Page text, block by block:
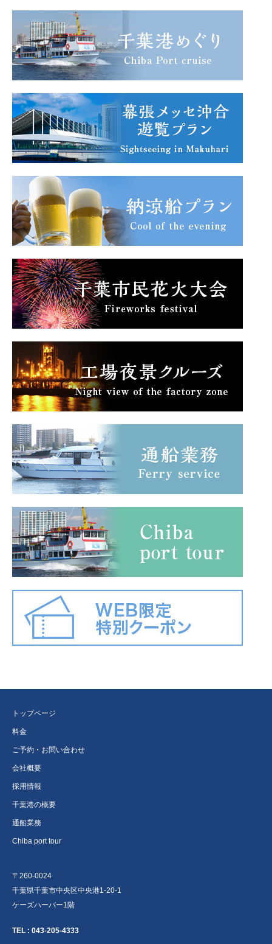
トップページ
料金
ご予約・お問い合わせ
会社概要
採用情報
千葉港の概要
通船業務
Chiba port tour
〒260-0024
千葉県千葉市中央区中央港1-20-1
ケーズハーバー1階
TEL : 043-205-4333